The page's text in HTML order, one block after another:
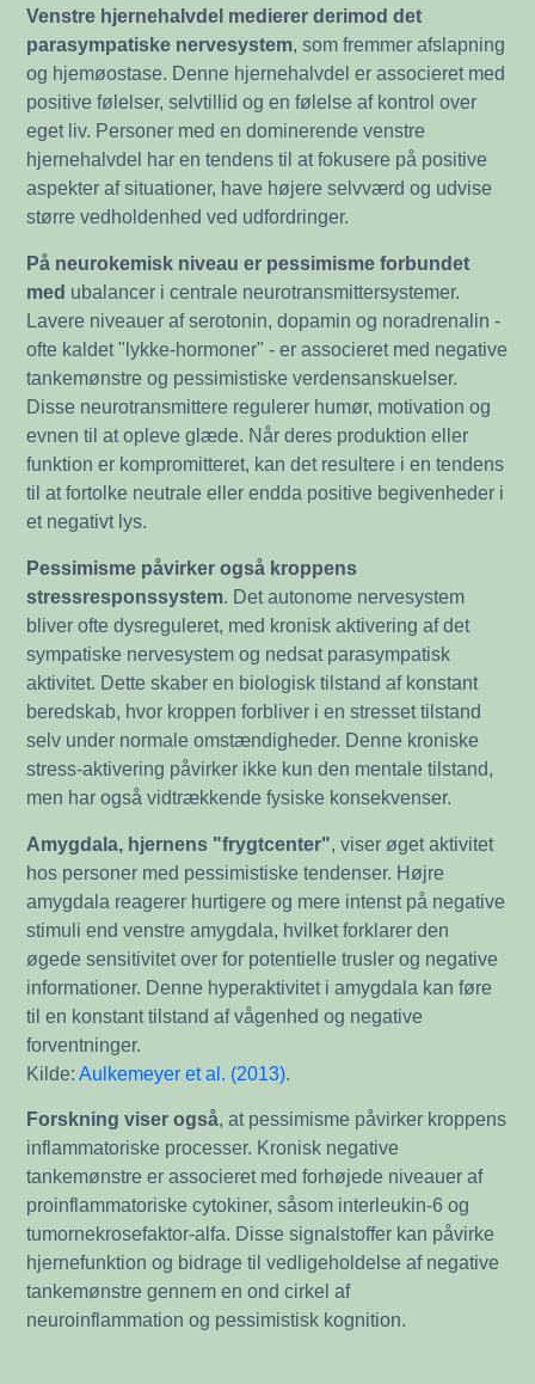
Venstre hjernehalvdel medierer derimod det
parasympatiske nervesystem, som fremmer afslapning
og hjemøostase. Denne hjernehalvdel er associeret med
positive følelser, selvtillid og en følelse af kontrol over
eget liv. Personer med en dominerende venstre
hjernehalvdel har en tendens til at fokusere på positive
aspekter af situationer, have højere selvværd og udvise
større vedholdenhed ved udfordringer.
På neurokemisk niveau er pessimisme forbundet
med ubalancer i centrale neurotransmittersystemer.
Lavere niveauer af serotonin, dopamin og noradrenalin -
ofte kaldet "lykke-hormoner" - er associeret med negative
tankemønstre og pessimistiske verdensanskuelser.
Disse neurotransmittere regulerer humør, motivation og
evnen til at opleve glæde. Når deres produktion eller
funktion er kompromitteret, kan det resultere i en tendens
til at fortolke neutrale eller endda positive begivenheder i
et negativt lys.
Pessimisme påvirker også kroppens
stressresponssystem . Det autonome nervesystem
bliver ofte dysreguleret, med kronisk aktivering af det
sympatiske nervesystem og nedsat parasympatisk
aktivitet. Dette skaber en biologisk tilstand af konstant
beredskab, hvor kroppen forbliver i en stresset tilstand
selv under normale omstændigheder. Denne kroniske
stress-aktivering påvirker ikke kun den mentale tilstand,
men har også vidtrækkende fysiske konsekvenser.
Amygdala, hjernens "frygtcenter" , viser øget aktivitet
hos personer med pessimistiske tendenser. Højre
amygdala reagerer hurtigere og mere intenst på negative
stimuli end venstre amygdala, hvilket forklarer den
øgede sensitivitet over for potentielle trusler og negative
informationer. Denne hyperaktivitet i amygdala kan føre
til en konstant tilstand af vågenhed og negative
forventninger.
Kilde: Aulkemeyer et al. (2013)
Forskning viser også, at pessimisme påvirker kroppens
inflammatoriske processer. Kronisk negative
tankemønstre er associeret med forhøjede niveauer af
proinflammatoriske cytokiner, såsom interleukin-6 og
tumornekrosefaktor-alfa. Disse signalstoffer kan påvirke
hjernefunktion og bidrage til vedligeholdelse af negative
tankemønstre gennem en ond cirkel af
neuroinflammation og pessimistisk kognition.